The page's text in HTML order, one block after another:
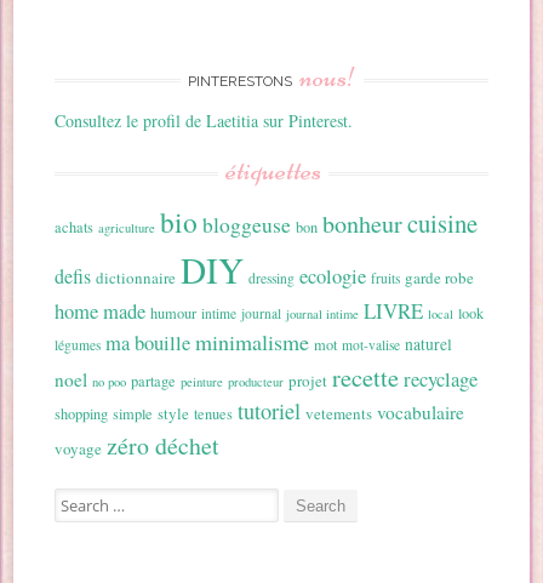
PINTERESTONS nous!
Consultez le profil de Laetitia sur Pinterest.
étiquettes
achats agriculture bio bloggeuse bon bonheurcuisine
defis dictionnaire DIY dressing ecologie fruits garde robe
home made humour intime journal journal intime LIVRE local look
légumes ma bouilleminimalisme mot mot-valise naturel
noel no poo partage peinture producteur projet recetterecyclage
shopping simple style tenues tutoriel vetements vocabulaire
voyage zéro déchet
Search for: